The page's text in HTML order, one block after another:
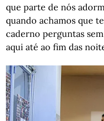
que parte de nós
quando achamos que
caderno perguntas
aqui até ao fim das